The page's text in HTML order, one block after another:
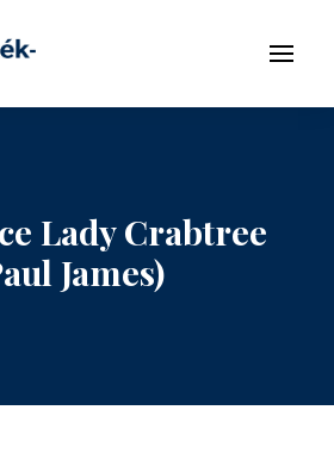
Menü
Lady Crabtree
James)